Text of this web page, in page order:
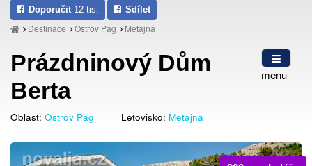
Doporučit 12 tis. Sdílet
Destinace Ostrov Pag Metajna
menu
Prázdninový Dům
Berta
Oblast: Ostrov Pag Letovisko: Metajna